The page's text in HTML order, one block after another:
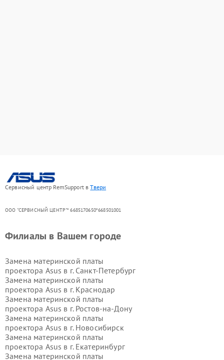
Сервисный центр RemSupport вТвери
ООО "СЕРВИСНЫЙ ЦЕНТР"* 6685170650*668501001
Филиалы в Вашем городе
Замена материнской платы
проектора Asus в г. Санкт-Петербург
Замена материнской платы
проектора Asus в г. Краснодар
Замена материнской платы
проектора Asus в г. Ростов-на-Дону
Замена материнской платы
проектора Asus в г. Новосибирск
Замена материнской платы
проектора Asus в г. Екатеринбург
Замена материнской платы